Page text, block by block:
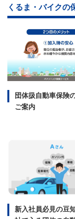
くるま・バイクの
団体扱自動車保険
ご案内
新入社員必見の豆